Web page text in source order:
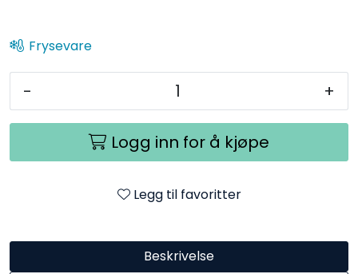
Frysevare
- +
Logg inn for å kjøpe
Legg til favoritter
Beskrivelse